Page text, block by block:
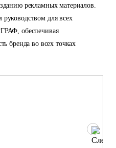
рекламных материалов.
для всех
обеспечивая
бренда во всех точках